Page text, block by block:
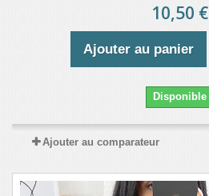
10,50 €
Ajouter au panier
Disponible
Ajouter au comparateur